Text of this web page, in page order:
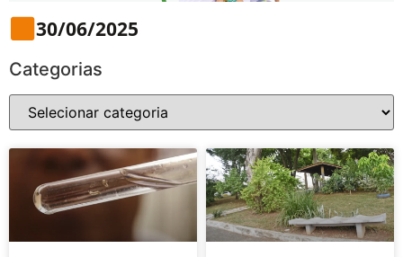
30/06/2025
Categorias